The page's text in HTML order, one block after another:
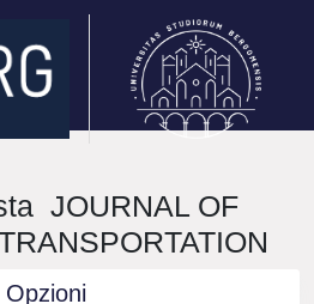
JOURNAL OF
Opzioni